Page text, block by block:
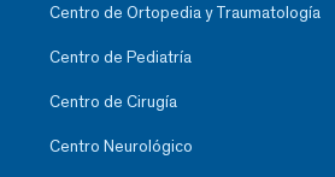
Centro de Ortopedia y Traumatología
Centro de Pediatría
Centro de Cirugía
Centro Neurológico